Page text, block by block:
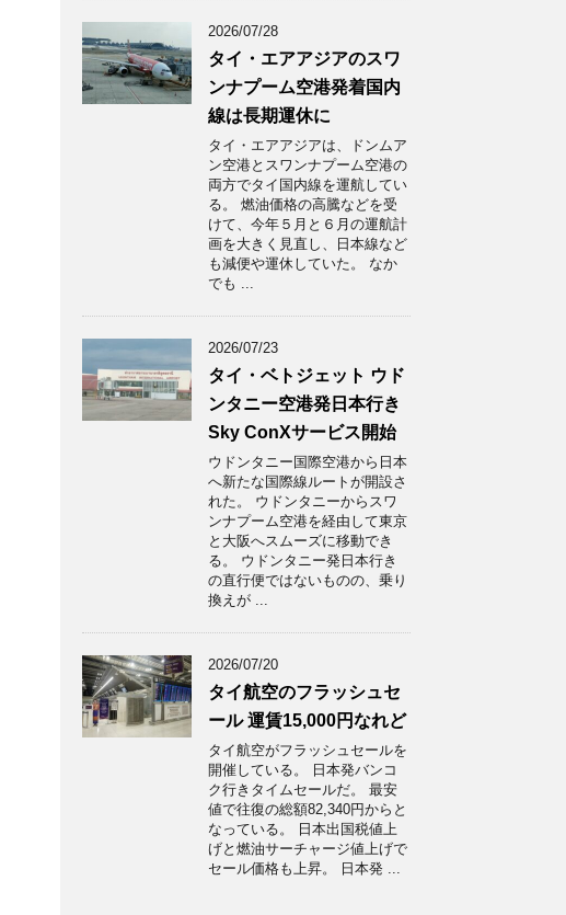
2026/07/28
タイ・エアアジアのスワ
ンナプーム空港発着国内
線は長期運休に
タイ・エアアジアは、ドンムア
ン空港とスワンナプーム空港の
両方でタイ国内線を運航してい
る。 燃油価格の高騰などを受
けて、今年５月と６月の運航計
画を大きく見直し、日本線など
も減便や運休していた。 なか
でも ...
2026/07/23
タイ・ベトジェット ウド
ンタニー空港発日本行き
Sky ConXサービス開始
ウドンタニー国際空港から日本
へ新たな国際線ルートが開設さ
れた。 ウドンタニーからスワ
ンナプーム空港を経由して東京
と大阪へスムーズに移動でき
る。 ウドンタニー発日本行き
の直行便ではないものの、乗り
換えが ...
2026/07/20
タイ航空のフラッシュセ
ール 運賃15,000円なれど
タイ航空がフラッシュセールを
開催している。 日本発バンコ
ク行きタイムセールだ。 最安
値で往復の総額82,340円からと
なっている。 日本出国税値上
げと燃油サーチャージ値上げで
セール価格も上昇。 日本発 ...